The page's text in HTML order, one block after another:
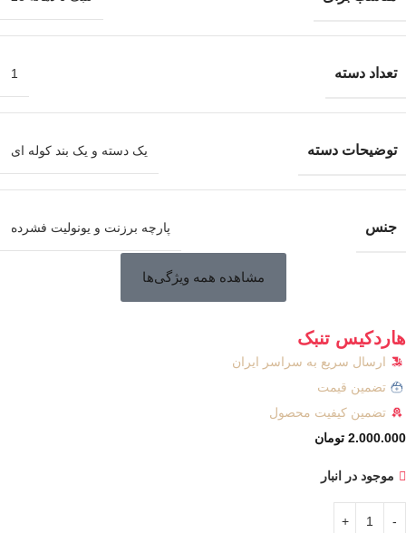
تعداد دسته 1
توضیحات دسته یک دسته و یک بند کوله ای
جنس پارچه برزنت و یونولیت فشرده
مشاهده همه ویژگی‌ها
هاردکیس تنبک
ارسال سریع به سراسر ایران
تضمین قیمت
تضمین کیفیت محصول
2.000.000 تومان
موجود در انبار